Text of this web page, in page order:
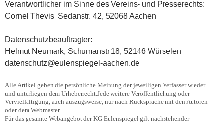
Verantwortlicher im Sinne des Vereins- und Presserechts:
Cornel Thevis, Sedanstr. 42, 52068 Aachen
Datenschutzbeauftragter:
Helmut Neumark, Schumanstr.18, 52146 Würselen
datenschutz@eulenspiegel-aachen.de
Alle Artikel geben die persönliche Meinung der jeweiligen Verfasser wieder
und unterliegen dem Urheberrecht.Jede weitere Veröffentlichung oder
Vervielfältigung, auch auszugsweise, nur nach Rücksprache mit den Autoren
oder dem Webmaster.
Für das gesamte Webangebot der KG Eulenspiegel gilt nachstehender